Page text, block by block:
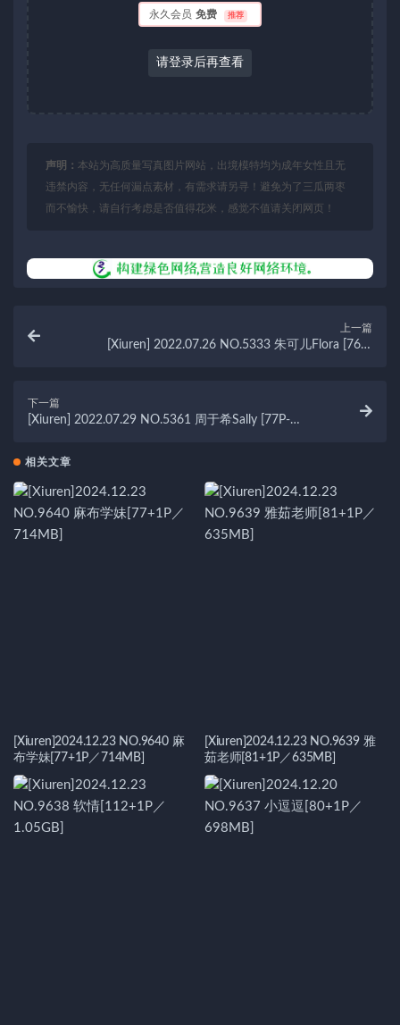
永久会员 免费 推荐
请登录后再查看
声明： 本站为高质量写真图片网站，出境模特均为成年女性且无
违禁内容，无任何漏点素材，有需求请另寻！避免为了三瓜两枣
而不愉快，请自行考虑是否值得花米，感觉不值请关闭网页！
上一篇
[Xiuren] 2022.07.26 NO.5333 朱可儿Flora [76P-
下一篇
[Xiuren] 2022.07.29 NO.5361 周于希Sally [77P-
相关文章
[Xiuren]2024.12.23 NO.9640 麻
布学妹[77+1P／714MB]
[Xiuren]2024.12.23 NO.9639 雅
茹老师[81+1P／635MB]